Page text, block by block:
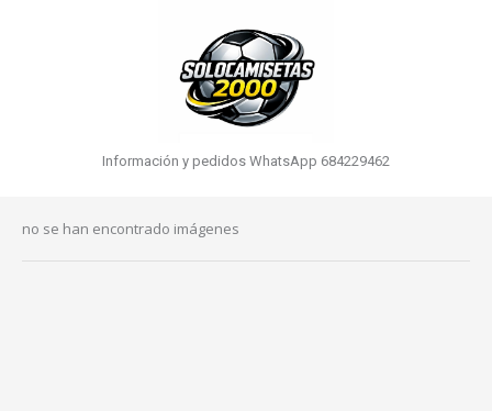
Información y pedidos WhatsApp 684229462
no se han encontrado imágenes